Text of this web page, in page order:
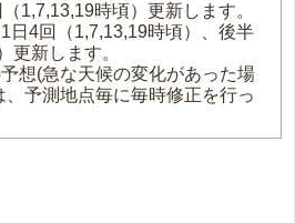
1,7,13,19時頃）更新します。
日4回（1,7,13,19時頃）、後半
更新します。
想(急な天候の変化があった場
予測地点毎に毎時修正を行っ